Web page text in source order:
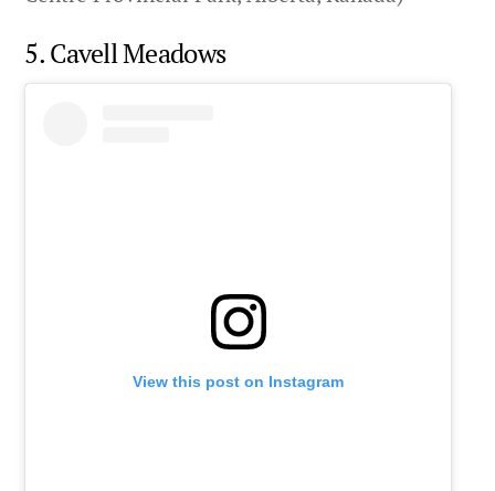
5. Cavell Meadows
View this post on Instagram